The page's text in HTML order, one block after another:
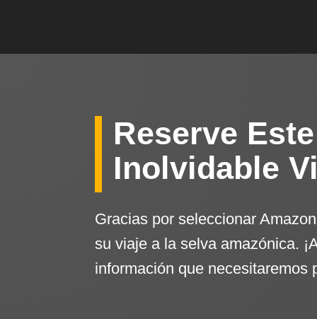
Reserve
Inolvidable
Gracias por seleccionar
su viaje a la selva amazónica.
información que necesitaremos